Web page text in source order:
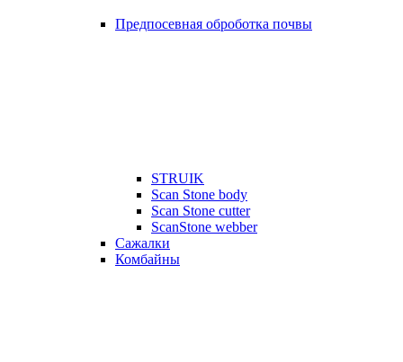
Предпосевная оброботка почвы
STRUIK
Scan Stone body
Scan Stone cutter
ScanStone webber
Сажалки
Комбайны